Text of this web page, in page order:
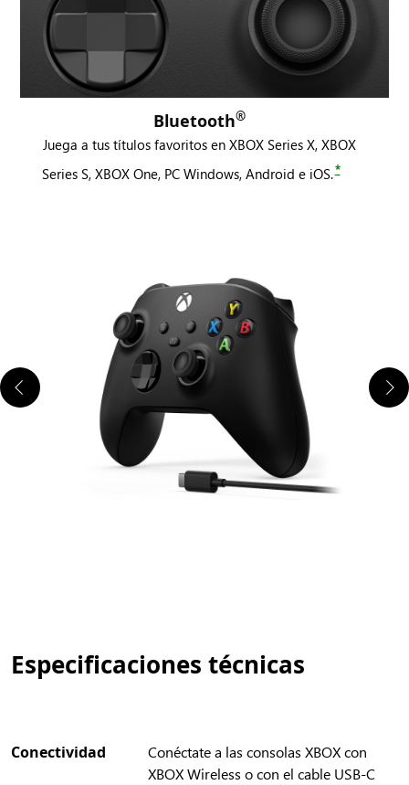
Bluetooth®
Juega a tus títulos favoritos en XBOX Series X, XBOX
Series S, XBOX One, PC Windows, Android e iOS.*
Especificaciones técnicas
Conectividad
Conéctate a las consolas XBOX con
XBOX Wireless o con el cable USB-C